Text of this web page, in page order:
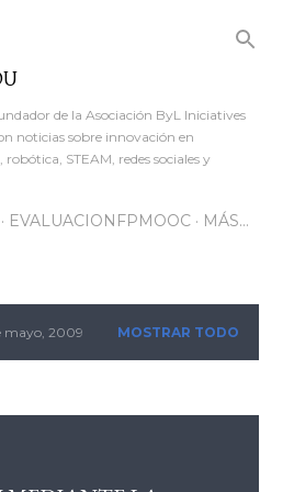
de la Asociación ByL Iniciatives
noticias sobre innovación en
STEAM, redes sociales y
EVALUACIONFPMOOC MÁS…
mayo, 2009 MOSTRAR TODO